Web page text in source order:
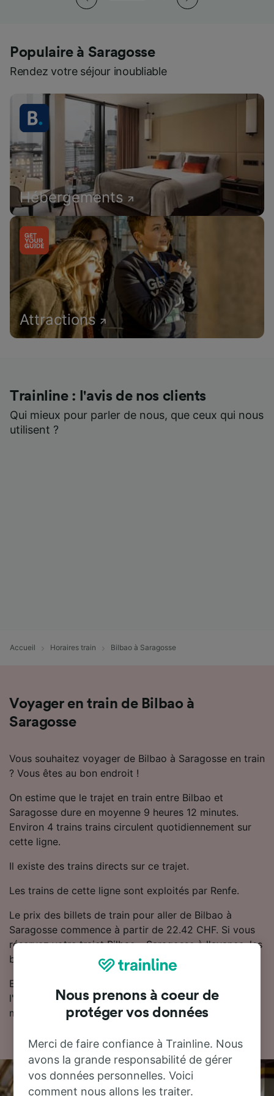
Populaire à Saragosse
Rendez votre séjour inoubliable
Hébergements
Attractions
Trainline : l'avis de nos clients
Qui mieux pour parler de nous, que ceux qui nous
utilisent ?
Accueil Horaires train Bilbao à Saragosse
Voyager en train de Bilbao à
Saragosse
Vous souhaitez voyager de Bilbao à Saragosse en train
? Vous êtes au bon endroit !
On estime que le trajet en train entre Bilbao et
Saragosse dure en moyenne 9 heures 12 minutes.
Environ 4 trains trains circulent quotidiennement sur
cette ligne.
Il existe des trains directs sur ce trajet.
Les trains de cette ligne sont exploités par Renfe.
Le prix des billets de train pour aller de Bilbao à
Saragosse commence à partir de 22.42 CHF. Si vous
réservez votre trajet Bilbao - Saragosse à l'avance, les
billets de train sont généralement moins chers.
Essayez notre planificateur de voyage pour trouver
l'horaire, le billet et le prix qui vous conviennent le
mieux.
Nous prenons à coeur de
protéger vos données
Merci de faire confiance à Trainline. Nous
avons la grande responsabilité de gérer
vos données personnelles. Voici
comment nous allons les traiter.